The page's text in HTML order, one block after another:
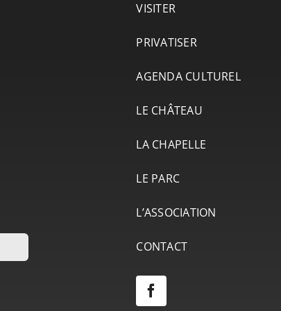
VISITER
PRIVATISER
AGENDA CULTUREL
LE CHÂTEAU
LA CHAPELLE
LE PARC
L’ASSOCIATION
CONTACT